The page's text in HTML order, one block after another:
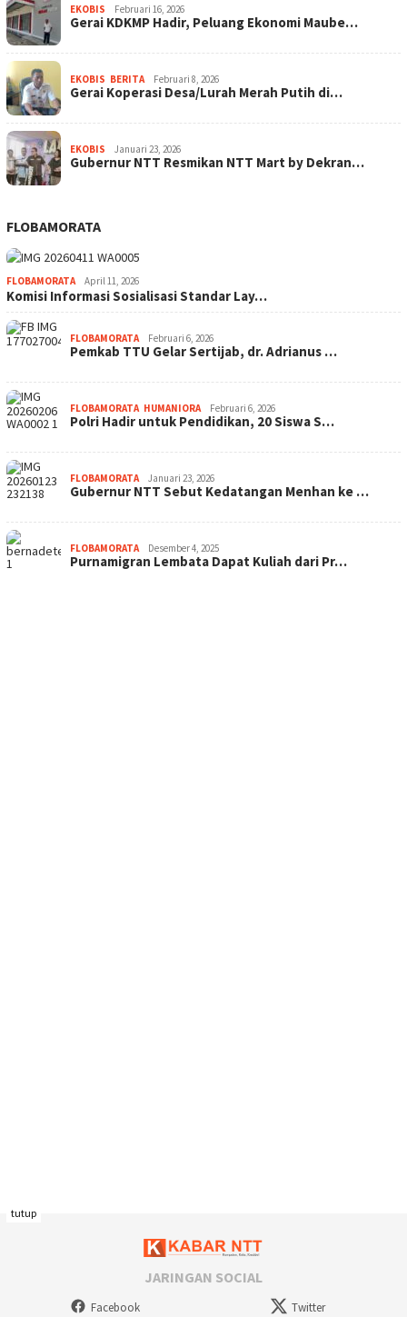
EKOBIS Februari 16, 2026
Gerai KDKMP Hadir, Peluang Ekonomi Maube…
EKOBIS BERITA Februari 8, 2026
Gerai Koperasi Desa/Lurah Merah Putih di…
EKOBIS Januari 23, 2026
Gubernur NTT Resmikan NTT Mart by Dekran…
FLOBAMORATA
FLOBAMORATA April 11, 2026
Komisi Informasi Sosialisasi Standar Lay…
FLOBAMORATA Februari 6, 2026
Pemkab TTU Gelar Sertijab, dr. Adrianus …
FLOBAMORATA HUMANIORA Februari 6, 2026
Polri Hadir untuk Pendidikan, 20 Siswa S…
FLOBAMORATA Januari 23, 2026
Gubernur NTT Sebut Kedatangan Menhan ke …
FLOBAMORATA Desember 4, 2025
Purnamigran Lembata Dapat Kuliah dari Pr…
JARINGAN SOCIAL
Facebook Twitter
tutup